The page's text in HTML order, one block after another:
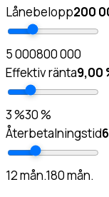
Lånebelopp200
5 000800 000
Effektiv ränta9,00
3 %30 %
Återbetalningstid
12 mån.180 mån.